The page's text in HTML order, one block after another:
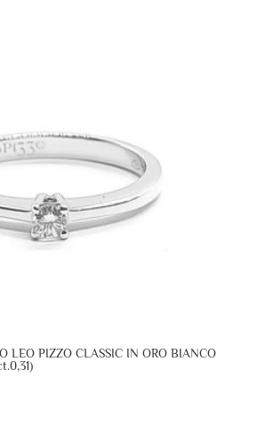
LEO PIZZO CLASSIC IN ORO BIANCO